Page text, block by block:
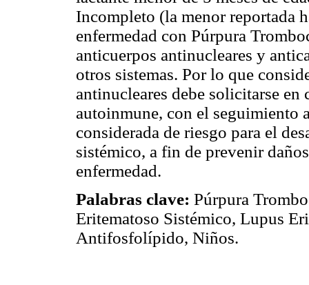
Incompleto (la menor reportada
enfermedad con Púrpura
anticuerpos antinucleares y
otros sistemas. Por lo que
antinucleares debe solicitarse
autoinmune, con el seguimiento
considerada de riesgo para el
sistémico, a fin de prevenir
enfermedad.
Palabras clave: Púrpura
Eritematoso Sistémico, Lupus
Antifosfolípido, Niños.